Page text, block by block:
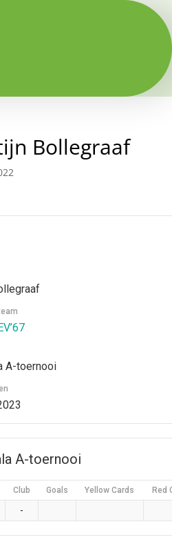
Bollegraaf
A-toernooi
A-toernooi
Club Goals Yellow Cards Red
-